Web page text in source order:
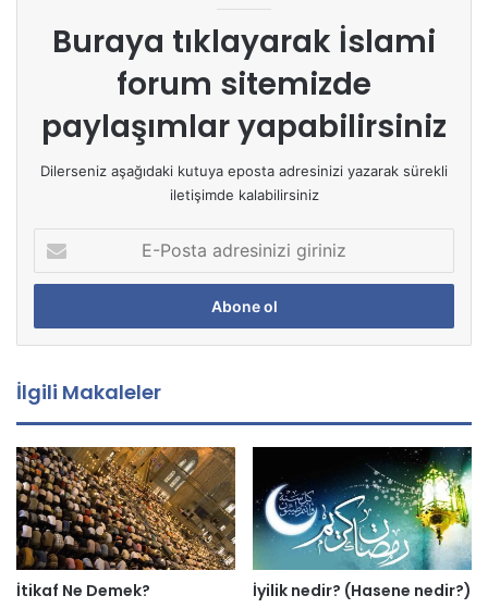
Buraya tıklayarak İslami
forum sitemizde
paylaşımlar yapabilirsiniz
Dilerseniz aşağıdaki kutuya eposta adresinizi yazarak sürekli
iletişimde kalabilirsiniz
P
s
a
d
r
e
s
i
n
i
z
İlgili Makaleler
İtikaf Ne Demek? İyilik nedir? (Hasene nedir?)